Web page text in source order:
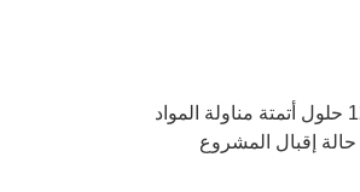
1200Kg حلول أتمتة مناولة المواد